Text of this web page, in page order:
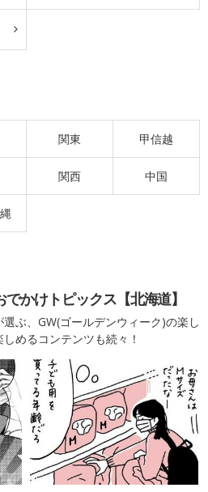
関東 甲信越
関西 中国
かけトピックス【北海道】
ぶ、GW(ゴールデンウィーク)の楽し
めるコンテンツも続々！